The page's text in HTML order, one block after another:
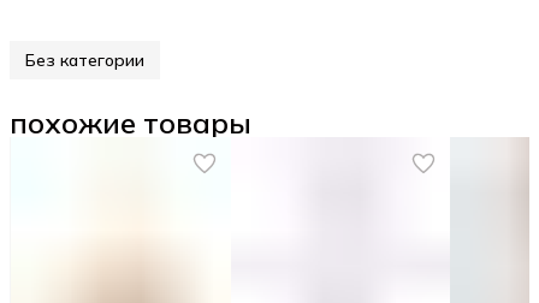
Без категории
похожие товары